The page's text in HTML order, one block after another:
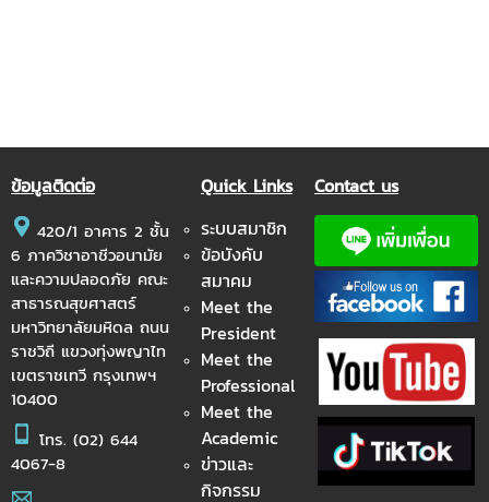
ข้อมูลติดต่อ
420/1 อาคาร 2 ชั้น
6 ภาควิชาอาชีวอนามัย
และความปลอดภัย คณะ
สาธารณสุขศาสตร์
มหาวิทยาลัยมหิดล ถนน
ราชวิถี แขวงทุ่งพญาไท
เขตราชเทวี กรุงเทพฯ
10400
โทร. (02) 644
4067-8
Quick Links
ระบบสมาชิก
ข้อบังคับ
สมาคม
Meet the
President
Meet the
Professional
Meet the
Academic
ข่าวและ
กิจกรรม
Contact us